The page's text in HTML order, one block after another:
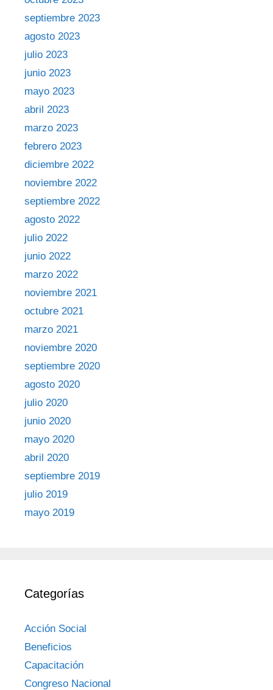
septiembre 2023
agosto 2023
julio 2023
junio 2023
mayo 2023
abril 2023
marzo 2023
febrero 2023
diciembre 2022
noviembre 2022
septiembre 2022
agosto 2022
julio 2022
junio 2022
marzo 2022
noviembre 2021
octubre 2021
marzo 2021
noviembre 2020
septiembre 2020
agosto 2020
julio 2020
junio 2020
mayo 2020
abril 2020
septiembre 2019
julio 2019
mayo 2019
Categorías
Acción Social
Beneficios
Capacitación
Congreso Nacional